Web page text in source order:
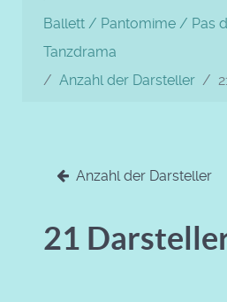
Ballett / Pantomime / Pas
Tanzdrama
Anzahl der Darsteller
Anzahl der Darsteller
21